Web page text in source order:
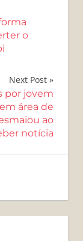
o
Next Post
por jovem
área de
ao
notícia